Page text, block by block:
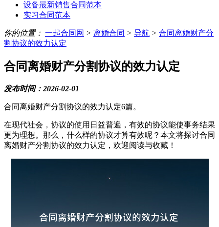
设备最新销售合同范本
实习合同范本
你的位置： 一起合同网 > 离婚合同 > 导航 > 合同离婚财产分
割协议的效力认定
合同离婚财产分割协议的效力认定
发布时间：2026-02-01
合同离婚财产分割协议的效力认定6篇。
在现代社会，协议的使用日益普遍，有效的协议能使事务结果
更为理想。那么，什么样的协议才算有效呢？本文将探讨合同
离婚财产分割协议的效力认定，欢迎阅读与收藏！